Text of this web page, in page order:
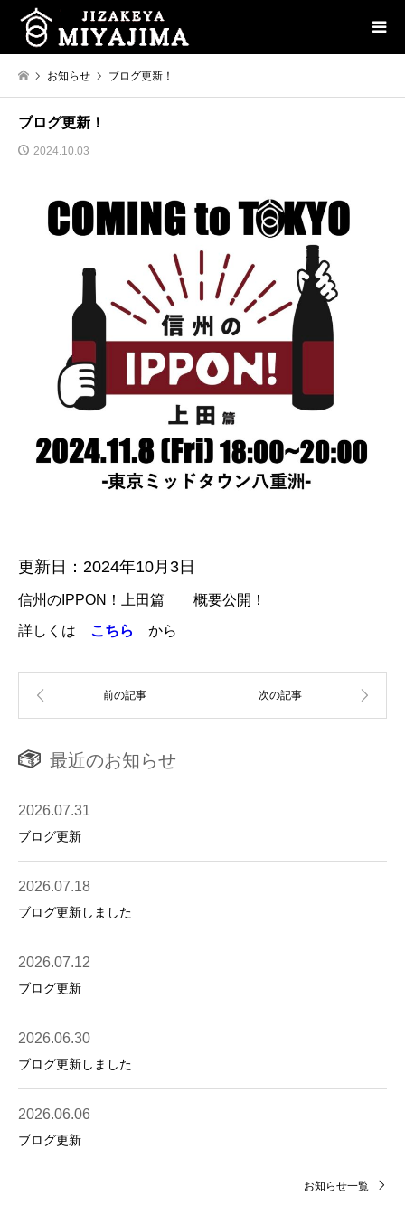
お知らせ ブログ更新！
ブログ更新！
2024.10.03
更新日：2024年10月3日
信州のIPPON！上田篇 概要公開！
詳しくは
こちら から
最近のお知らせ
2026.07.31
ブログ更新
2026.07.18
ブログ更新しました
2026.07.12
ブログ更新
2026.06.30
ブログ更新しました
2026.06.06
ブログ更新
お知らせ一覧